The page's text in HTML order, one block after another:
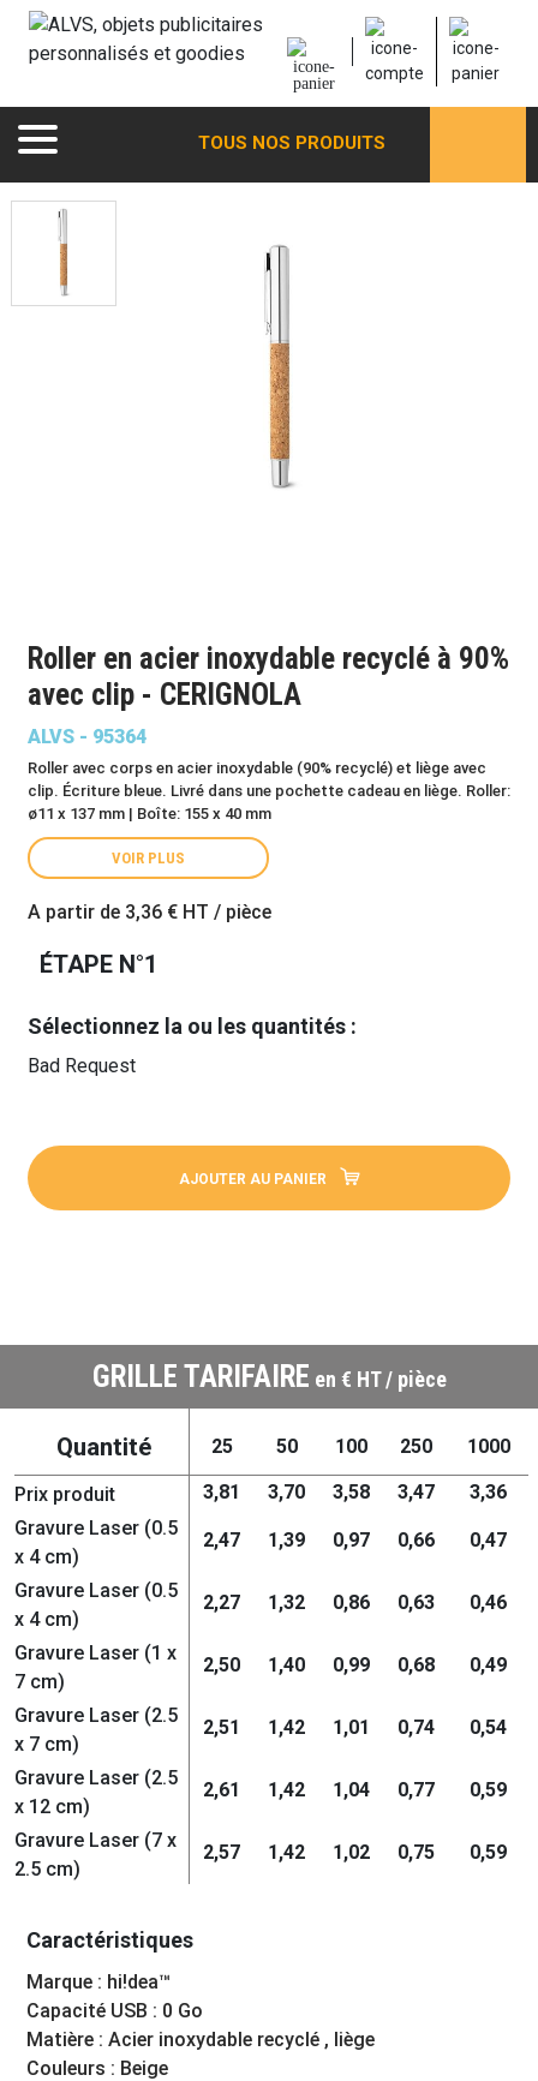
TOUS NOS PRODUITS
Roller en acier inoxydable recyclé à 90%
avec clip - CERIGNOLA
ALVS - 95364
Roller avec corps en acier inoxydable (90% recyclé) et liège avec
clip. Écriture bleue. Livré dans une pochette cadeau en liège. Roller:
ø11 x 137 mm | Boîte: 155 x 40 mm
VOIR PLUS
A partir de 3,36 € HT / pièce
ÉTAPE N°1
Sélectionnez la ou les quantités :
Bad Request
AJOUTER AU PANIER
GRILLE TARIFAIRE en € HT / pièce
Quantité 25 50 100 250 1000
Prix produit 3,81 3,70 3,58 3,47
3,36
Gravure Laser (0.5
x 4 cm)
2,47 1,39 0,97 0,66 0,47
Gravure Laser (0.5
x 4 cm)
2,27 1,32 0,86 0,63 0,46
Gravure Laser (1 x
7 cm)
2,50 1,40 0,99 0,68 0,49
Gravure Laser (2.5
x 7 cm)
2,51 1,42 1,01 0,74 0,54
Gravure Laser (2.5
x 12 cm)
2,61 1,42 1,04 0,77 0,59
Gravure Laser (7 x
2.5 cm)
2,57 1,42 1,02 0,75 0,59
Caractéristiques
Marque : hi!dea™
Capacité USB : 0 Go
Matière : Acier inoxydable recyclé , liège
Couleurs : Beige